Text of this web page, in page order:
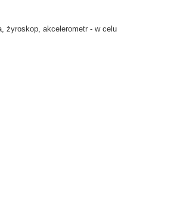
żyroskop, akcelerometr - w celu